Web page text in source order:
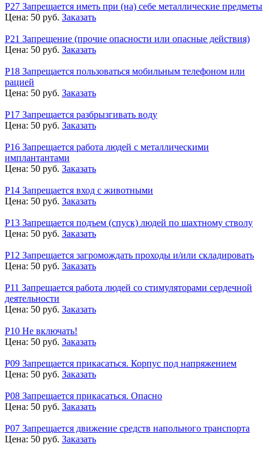
Р27 Запрещается иметь при (на) себе металлические предметы
Цена: 50 руб. Заказать
Р21 Запрещение (прочие опасности или опасные действия)
Цена: 50 руб. Заказать
Р18 Запрещается пользоваться мобильным телефоном или
рацией
Цена: 50 руб. Заказать
Р17 Запрещается разбрызгивать воду
Цена: 50 руб. Заказать
Р16 Запрещается работа людей с металлическими
имплантантами
Цена: 50 руб. Заказать
Р14 Запрещается вход с животными
Цена: 50 руб. Заказать
Р13 Запрещается подъем (спуск) людей по шахтному стволу
Цена: 50 руб. Заказать
Р12 Запрещается загромождать проходы и/или складировать
Цена: 50 руб. Заказать
Р11 Запрещается работа людей со стимуляторами сердечной
деятельности
Цена: 50 руб. Заказать
Р10 Не включать!
Цена: 50 руб. Заказать
Р09 Запрещается прикасаться. Корпус под напряжением
Цена: 50 руб. Заказать
Р08 Запрещается прикасаться. Опасно
Цена: 50 руб. Заказать
Р07 Запрещается движение средств напольного транспорта
Цена: 50 руб. Заказать